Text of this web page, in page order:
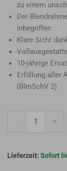
zu einem
Der
inbegriffen
Klare Sicht
10-jährige
Erfüllung aller
(BImSchV 2)
-
Kamineinsatz
P
+
Sofort